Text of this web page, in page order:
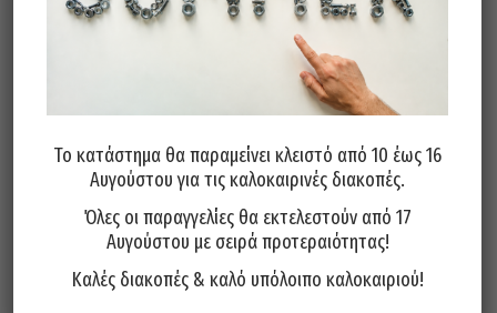
Το κατάστημα θα παραμείνει κλειστό από 10 έως 16
Αυγούστου για τις καλοκαιρινές διακοπές.
Όλες οι παραγγελίες θα εκτελεστούν από 17
Αυγούστου με σειρά προτεραιότητας!
Καλές διακοπές & καλό υπόλοιπο καλοκαιριού!